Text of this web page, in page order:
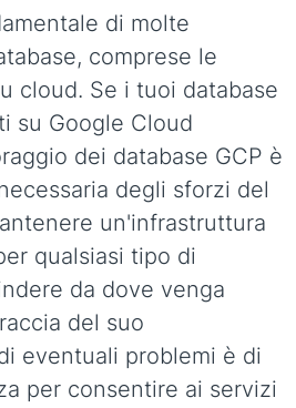
di molte
comprese le
cloud. Se i tuoi database
su Google Cloud
dei database GCP è
degli sforzi del
un'infrastruttura
qualsiasi tipo di
da dove venga
del suo
eventuali problemi è di
per consentire ai servizi